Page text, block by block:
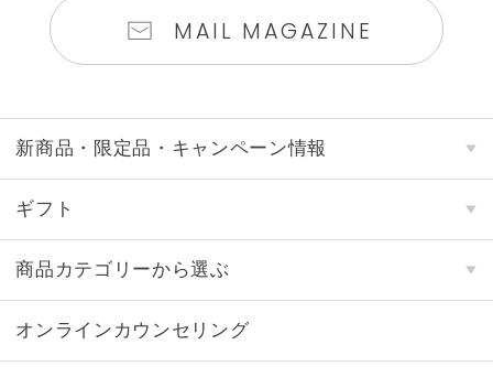
MAIL MAGAZINE
新商品・限定品・キャンペーン情報
ギフト
商品カテゴリーから選ぶ
オンラインカウンセリング